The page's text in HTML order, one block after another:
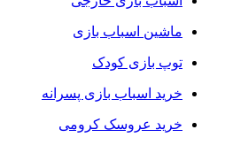
ماشین اسباب بازی
توپ بازی کودک
خرید اسباب بازی پسرانه
خرید عروسک کرومی